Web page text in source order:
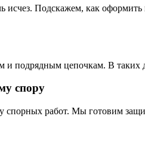
Подскажем, как
и подрядным цепочкам. В
спору
спорных работ. Мы готовим